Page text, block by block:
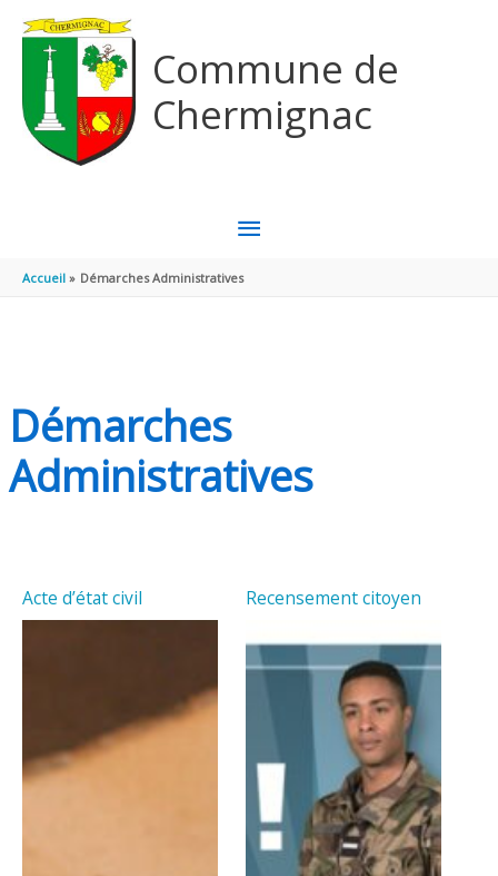
Commune de
Chermignac
MENU
PRINCIPAL
Accueil Démarches Administratives
Démarches
Administratives
Acte d’état civil Recensement citoyen